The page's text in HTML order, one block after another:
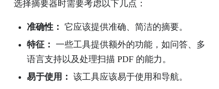
选择摘要器时需要考虑以下几点：
准确性： 它应该提供准确、简洁的摘要。
特征： 一些工具提供额外的功能，如问答、多
语言支持以及处理扫描 PDF 的能力。
易于使用： 该工具应该易于使用和导航。